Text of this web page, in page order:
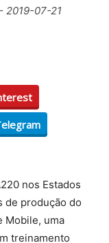
2019-07-21
nos Estados
de produção do
Mobile, uma
treinamento